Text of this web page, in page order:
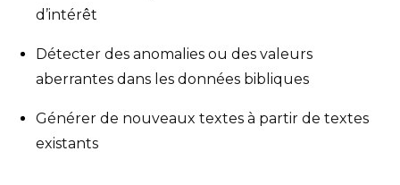
d’intérêt
Détecter des anomalies ou des valeurs
aberrantes dans les données bibliques
Générer de nouveaux textes à partir de textes
existants